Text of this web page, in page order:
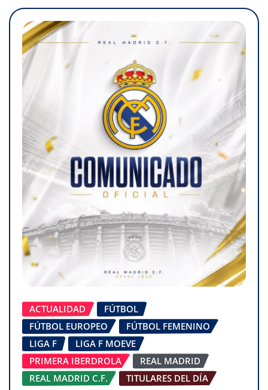
ACTUALIDAD
FÚTBOL
FÚTBOL EUROPEO
FÚTBOL FEMENINO
LIGA F
LIGA F MOEVE
PRIMERA IBERDROLA
REAL MADRID
REAL MADRID C.F.
TITULARES DEL DÍA